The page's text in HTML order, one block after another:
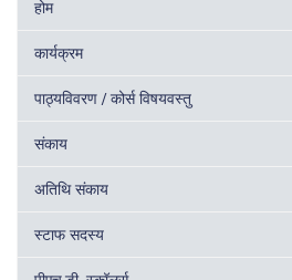
होम
कार्यक्रम
पाठ्यविवरण / कोर्स विषयवस्तु
संकाय
अतिथि संकाय
स्टाफ सदस्य